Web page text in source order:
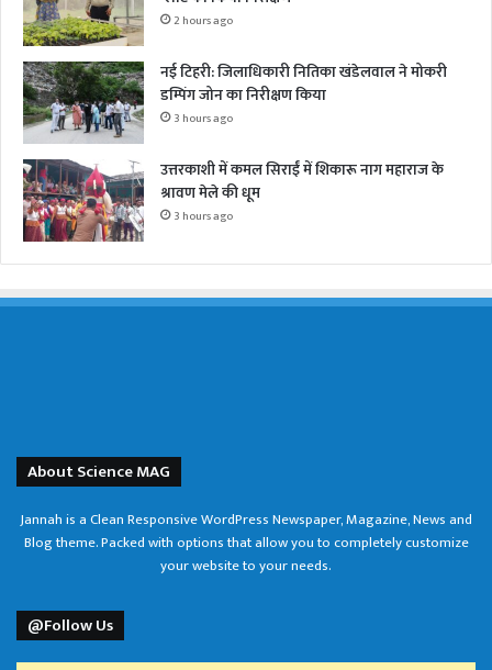
2 hours ago
नई टिहरी: जिलाधिकारी नितिका खंडेलवाल ने मोकरी
डम्पिंग जोन का निरीक्षण किया
3 hours ago
उत्तरकाशी में कमल सिराईं में शिकारू नाग महाराज के
श्रावण मेले की धूम
3 hours ago
About Science MAG
Jannah is a Clean Responsive WordPress Newspaper, Magazine, News and
Blog theme. Packed with options that allow you to completely customize
your website to your needs.
@Follow Us